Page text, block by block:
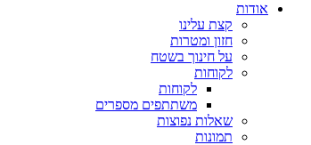
אודות
קצת עלינו
חזון ומטרות
על חינוך בשטח
לקוחות
לקוחות
משתתפים מספרים
שאלות נפוצות
תמונות